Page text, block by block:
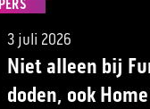
PERS
3 juli 2026
Niet alleen bij
doden, ook